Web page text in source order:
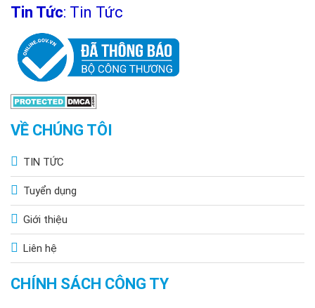
Tin Tức: Tin Tức
VỀ CHÚNG TÔI
TIN TỨC
Tuyển dụng
Giới thiệu
Liên hệ
CHÍNH SÁCH CÔNG TY